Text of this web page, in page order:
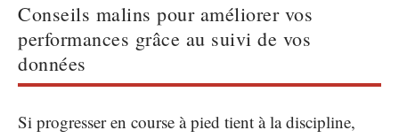
Conseils malins pour améliorer vos
performances grâce au suivi de vos
données
Si progresser en course à pied tient à la discipline,